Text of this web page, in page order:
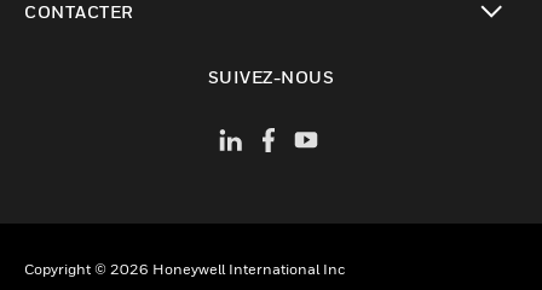
CONTACTER
SUIVEZ-NOUS
Copyright © 2026 Honeywell International Inc